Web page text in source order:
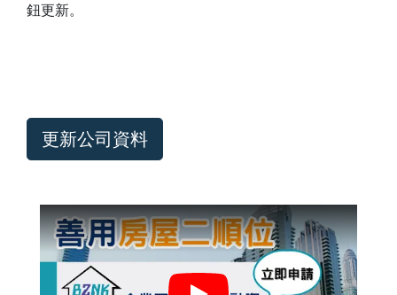
鈕更新。